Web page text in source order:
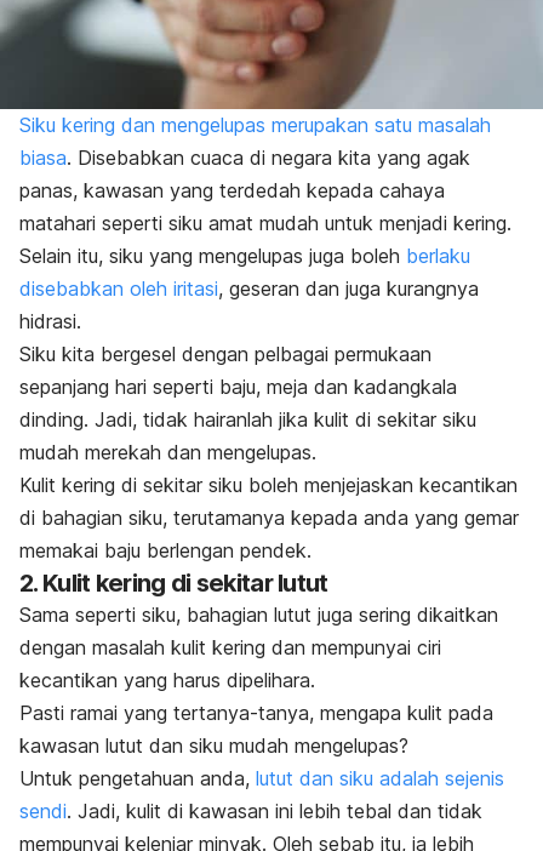
Siku kering dan mengelupas merupakan satu masalah
biasa. Disebabkan cuaca di negara kita yang agak
panas, kawasan yang terdedah kepada cahaya
matahari seperti siku amat mudah untuk menjadi kering.
Selain itu, siku yang mengelupas juga boleh berlaku
disebabkan oleh iritasi, geseran dan juga kurangnya
hidrasi.
Siku kita bergesel dengan pelbagai permukaan
sepanjang hari seperti baju, meja dan kadangkala
dinding. Jadi, tidak hairanlah jika kulit di sekitar siku
mudah merekah dan mengelupas.
Kulit kering di sekitar siku boleh menjejaskan kecantikan
di bahagian siku, terutamanya kepada anda yang gemar
memakai baju berlengan pendek.
2. Kulit kering di sekitar lutut
Sama seperti siku, bahagian lutut juga sering dikaitkan
dengan masalah kulit kering dan mempunyai ciri
kecantikan yang harus dipelihara.
Pasti ramai yang tertanya-tanya, mengapa kulit pada
kawasan lutut dan siku mudah mengelupas?
Untuk pengetahuan anda, lutut dan siku adalah sejenis
sendi. Jadi, kulit di kawasan ini lebih tebal dan tidak
mempunyai kelenjar minyak. Oleh sebab itu, ia lebih